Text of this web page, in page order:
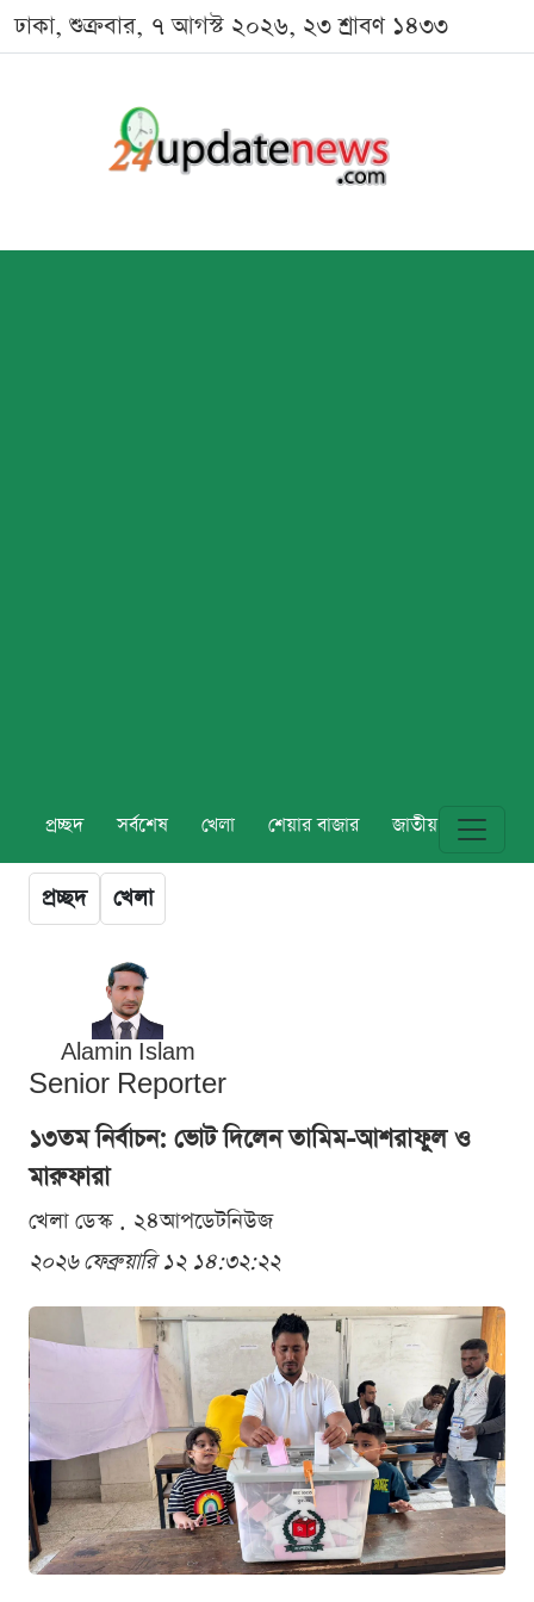
ঢাকা, শুক্রবার, ৭ আগস্ট ২০২৬, ২৩ শ্রাবণ ১৪৩৩
প্রচ্ছদ সর্বশেষ খেলা শেয়ার বাজার জাতীয় বিশ্ব
প্রচ্ছদ খেলা
Alamin Islam
Senior Reporter
১৩তম নির্বাচন: ভোট দিলেন তামিম-আশরাফুল ও
মারুফারা
খেলা ডেস্ক . ২৪আপডেটনিউজ
২০২৬ ফেব্রুয়ারি ১২ ১৪:৩২:২২